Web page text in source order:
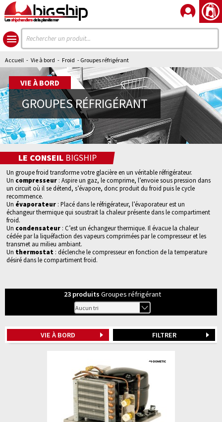
Lesshipchandlersde la planète mer
Accueil - Vie à bord - Froid - Groupes réfrigérant
LE CONSEIL BIGSHIP
Un groupe froid transforme votre glacière en un véritable réfrigérateur.
Un compresseur : Aspire un gaz, le comprime, l’envoie sous pression dans
un circuit où il se détend, s’évapore, donc produit du froid puis le cycle
recommence.
Un évaporateur : Placé dans le réfrigérateur, l’évaporateur est un
échangeur thermique qui soustrait la chaleur présente dans le compartiment
froid.
Un condensateur : C’est un échangeur thermique. Il évacue la chaleur
cédée par la liquéfaction des vapeurs comprimées par le compresseur et les
transmet au milieu ambiant.
Un thermostat : déclenche le compresseur en fonction de la temperature
désiré dans le compartiment froid.
VIE À BORD
GROUPES RÉFRIGÉRANT
23 produits Groupes réfrigérant
VIE À BORD FILTRER